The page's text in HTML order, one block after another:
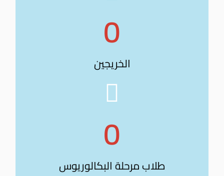
0
الخريجين
0
طلاب مرحلة البكالوريوس